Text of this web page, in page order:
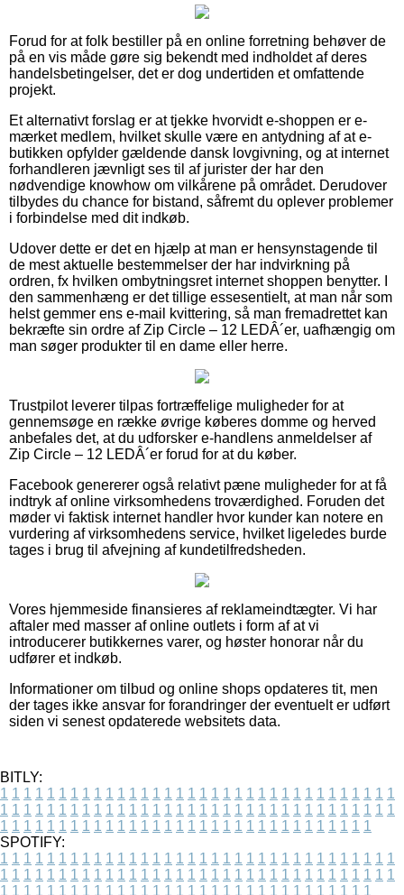
Forud for at folk bestiller på en online forretning behøver de
på en vis måde gøre sig bekendt med indholdet af deres
handelsbetingelser, det er dog undertiden et omfattende
projekt.
Et alternativt forslag er at tjekke hvorvidt e-shoppen er e-
mærket medlem, hvilket skulle være en antydning af at e-
butikken opfylder gældende dansk lovgivning, og at internet
forhandleren jævnligt ses til af jurister der har den
nødvendige knowhow om vilkårene på området. Derudover
tilbydes du chance for bistand, såfremt du oplever problemer
i forbindelse med dit indkøb.
Udover dette er det en hjælp at man er hensynstagende til
de mest aktuelle bestemmelser der har indvirkning på
ordren, fx hvilken ombytningsret internet shoppen benytter. I
den sammenhæng er det tillige essesentielt, at man når som
helst gemmer ens e-mail kvittering, så man fremadrettet kan
bekræfte sin ordre af Zip Circle – 12 LEDÂ´er, uafhængig om
man søger produkter til en dame eller herre.
Trustpilot leverer tilpas fortræffelige muligheder for at
gennemsøge en række øvrige køberes domme og herved
anbefales det, at du udforsker e-handlens anmeldelser af
Zip Circle – 12 LEDÂ´er forud for at du køber.
Facebook genererer også relativt pæne muligheder for at få
indtryk af online virksomhedens troværdighed. Foruden det
møder vi faktisk internet handler hvor kunder kan notere en
vurdering af virksomhedens service, hvilket ligeledes burde
tages i brug til afvejning af kundetilfredsheden.
Vores hjemmeside finansieres af reklameindtægter. Vi har
aftaler med masser af online outlets i form af at vi
introducerer butikkernes varer, og høster honorar når du
udfører et indkøb.
Informationer om tilbud og online shops opdateres tit, men
der tages ikke ansvar for forandringer der eventuelt er udført
siden vi senest opdaterede websitets data.
BITLY:
1 1 1 1 1 1 1 1 1 1 1 1 1 1 1 1 1 1 1 1 1 1 1 1 1 1 1 1 1 1 1 1 1 1
1 1 1 1 1 1 1 1 1 1 1 1 1 1 1 1 1 1 1 1 1 1 1 1 1 1 1 1 1 1 1 1 1 1
1 1 1 1 1 1 1 1 1 1 1 1 1 1 1 1 1 1 1 1 1 1 1 1 1 1 1 1 1 1 1 1
SPOTIFY:
1 1 1 1 1 1 1 1 1 1 1 1 1 1 1 1 1 1 1 1 1 1 1 1 1 1 1 1 1 1 1 1 1 1
1 1 1 1 1 1 1 1 1 1 1 1 1 1 1 1 1 1 1 1 1 1 1 1 1 1 1 1 1 1 1 1 1 1
1 1 1 1 1 1 1 1 1 1 1 1 1 1 1 1 1 1 1 1 1 1 1 1 1 1 1 1 1 1 1 1